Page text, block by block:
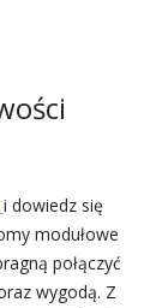
i dowiedz się
modułowe
połączyć
wygodą. Z